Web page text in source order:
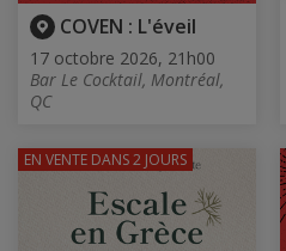
COVEN : L'éveil
17 octobre 2026, 21h00
Bar Le Cocktail, Montréal,
QC
EN VENTE DANS 2 JOURS